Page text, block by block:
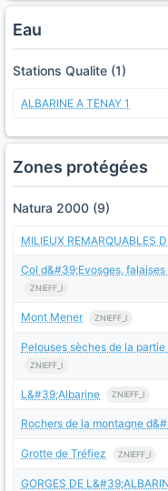
Eau
Stations Qualite (1)
ALBARINE A TENAY 1
Zones protégées
Natura 2000 (9)
MILIEUX REMARQUABLES
Col d&#39;Evosges,
ZNIEFF_I
Mont Mener ZNIEFF_I
Pelouses sèches de la
ZNIEFF_I
L&#39;Albarine ZNIEFF_I
Rochers de la montagne
Grotte de Tréfiez ZNIEFF_I
GORGES DE